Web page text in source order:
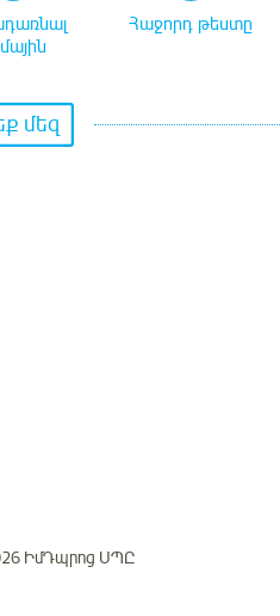
Հաջորդ թեստը
մեզ
ԻմԴպրոց ՍՊԸ